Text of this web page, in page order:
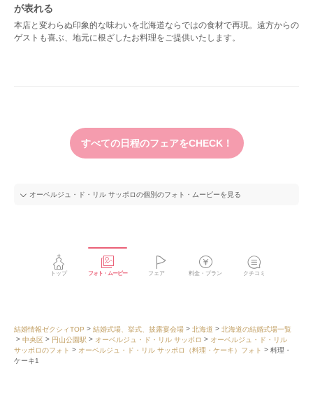
が表れる
本店と変わらぬ印象的な味わいを北海道ならではの食材で再現。遠方からの
ゲストも喜ぶ、地元に根ざしたお料理をご提供いたします。
すべての日程のフェアをCHECK！
オーベルジュ・ド・リル サッポロの個別のフォト・ムービーを見る
トップ フォト・ムービー フェア 料金・プラン クチコミ
結婚情報ゼクシィTOP 結婚式場、挙式、披露宴会場 北海道
北海道の結婚式場一覧
中央区
円山公園駅 オーベルジュ・ド・リル サッポロ
オーベルジュ・ド・リル
サッポロのフォト
オーベルジュ・ド・リル サッポロ（料理・ケーキ）フォト
料理・
ケーキ1